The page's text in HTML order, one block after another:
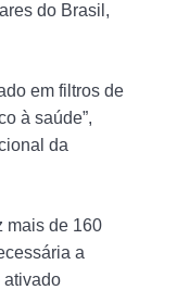
do Brasil,
em filtros de
à saúde”,
da
mais de 160
a
ativado